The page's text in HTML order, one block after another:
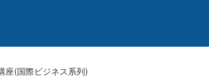
座(国際ビジネス系列)